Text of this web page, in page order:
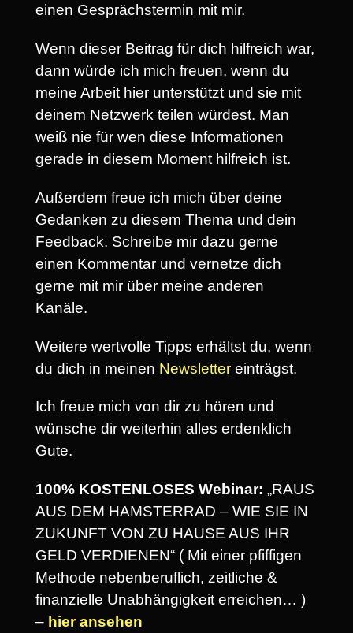
einen Gesprächstermin mit mir.
Wenn dieser Beitrag für dich hilfreich war,
dann würde ich mich freuen, wenn du
meine Arbeit hier unterstützt und sie mit
deinem Netzwerk teilen würdest. Man
weiß nie für wen diese Informationen
gerade in diesem Moment hilfreich ist.
Außerdem freue ich mich über deine
Gedanken zu diesem Thema und dein
Feedback. Schreibe mir dazu gerne
einen Kommentar und vernetze dich
gerne mit mir über meine anderen
Kanäle.
Weitere wertvolle Tipps erhältst du, wenn
du dich in meinen Newsletter einträgst.
Ich freue mich von dir zu hören und
wünsche dir weiterhin alles erdenklich
Gute.
100% KOSTENLOSES Webinar: „RAUS
AUS DEM HAMSTERRAD – WIE SIE IN
ZUKUNFT VON ZU HAUSE AUS IHR
GELD VERDIENEN“ ( Mit einer pfiffigen
Methode nebenberuflich, zeitliche &
finanzielle Unabhängigkeit erreichen… )
– hier ansehen